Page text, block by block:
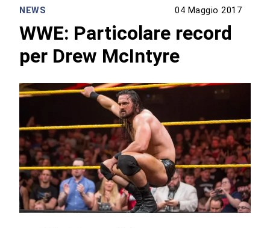
NEWS 04 Maggio 2017
WWE: Particolare record
per Drew McIntyre